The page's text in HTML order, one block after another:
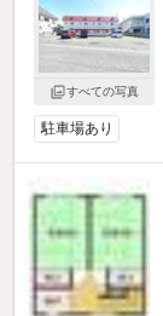
すべての写真
駐車場あり